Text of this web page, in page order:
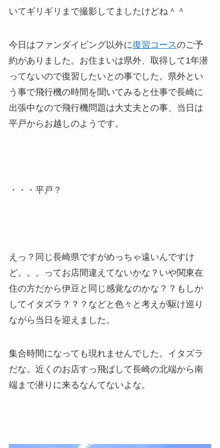
いてギリギリまで撮影してましたけどね＾＾
今日はファンダイビング以外に復習コースのご予
約がありました。お住まいは県外、取得して1年潜
ってないので復習したいとの事でした。県外とい
う事で飛行機の時間を聞いてみると仕事で長崎に
出張中なので飛行機問題は大丈夫との事、当日は
平戸からお越しのようです。
・・・平戸？
えっ？同じ長崎県ですがめっちゃ遠いんですけ
ど。。。ってお店間違えてないかな？いや関東在
住の方だから伊豆と同じ感覚なのかな？？もしか
してイタズラ？？？などと色々と考えが駆け巡り
ながら当日を迎えました。
集合時間になっても現れませんでした。イタズラ
だな。近くのお店すっ飛ばして長崎の北端から南
端まで潜りに来るなんてないよな。